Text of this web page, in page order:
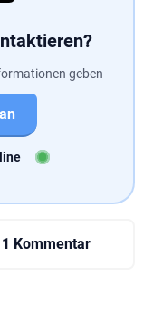
geben
1 Kommentar